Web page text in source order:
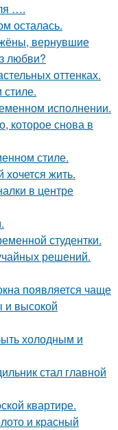
….
осталась.
вернувшие
любви?
оттенках.
исполнении.
которое снова в
стиле.
жить.
в центре
студентки.
решений.
появляется чаще
и высокой
холодным и
стал главной
квартире.
и красный